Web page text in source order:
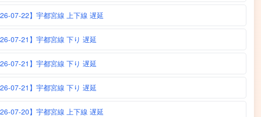
07-22】宇都宮線 上下線 遅延
07-21】宇都宮線 下り 遅延
07-21】宇都宮線 下り 遅延
07-21】宇都宮線 下り 遅延
07-20】宇都宮線 上下線 遅延